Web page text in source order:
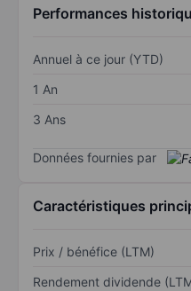
Performances
Annuel à ce jour (YTD)
1 An
3 Ans
Données fournies par
Caractéristiques
Prix / bénéfice (LTM)
Rendement dividende